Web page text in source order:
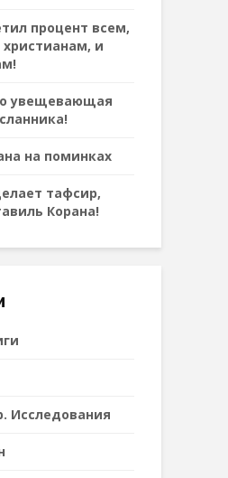
процент всем,
и
увещевающая
на поминках
тафсир,
Корана!
Исследования